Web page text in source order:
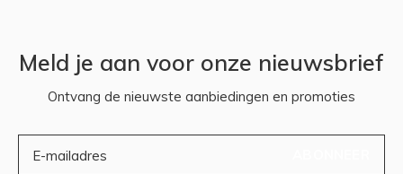
Meld je aan voor onze nieuwsbrief
Ontvang de nieuwste aanbiedingen en promoties